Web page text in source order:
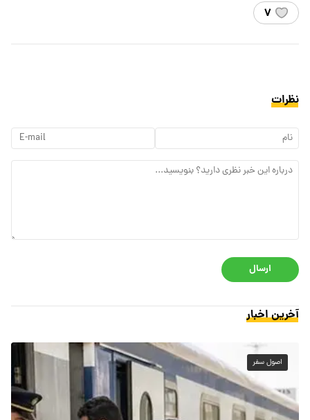
۷
نظرات
ارسال
آخرین اخبار
اصول سفر